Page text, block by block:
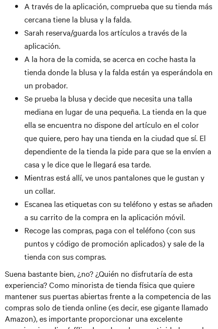
A través de la aplicación, comprueba que su tienda más
cercana tiene la blusa y la falda.
Sarah reserva/guarda los artículos a través de la
aplicación.
A la hora de la comida, se acerca en coche hasta la
tienda donde la blusa y la falda están ya esperándola en
un probador.
Se prueba la blusa y decide que necesita una talla
mediana en lugar de una pequeña. La tienda en la que
ella se encuentra no dispone del artículo en el color
que quiere, pero hay una tienda en la ciudad que sí. El
dependiente de la tienda la pide para que se la envíen a
casa y le dice que le llegará esa tarde.
Mientras está allí, ve unos pantalones que le gustan y
un collar.
Escanea las etiquetas con su teléfono y estas se añaden
a su carrito de la compra en la aplicación móvil.
Recoge las compras, paga con el teléfono (con sus
puntos y código de promoción aplicados) y sale de la
tienda con sus compras.
Suena bastante bien, ¿no? ¿Quién no disfrutaría de esta
experiencia? Como minorista de tienda física que quiere
mantener sus puertas abiertas frente a la competencia de las
compras solo de tienda online (es decir, ese gigante llamado
Amazon), es importante proporcionar una excelente